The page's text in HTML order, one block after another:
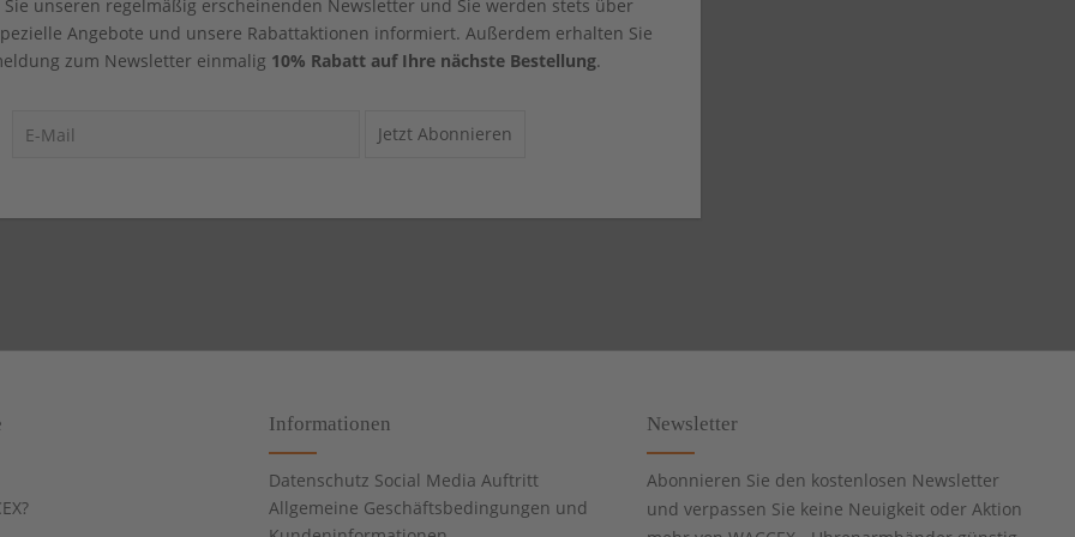
unseren regelmäßig erscheinenden Newsletter und Sie werden stets über
Angebote und unsere Rabattaktionen informiert. Außerdem erhalten Sie
zum Newsletter einmalig 10% Rabatt auf Ihre nächste Bestellung.
Jetzt Abonnieren
Informationen
Datenschutz Social Media Auftritt
Allgemeine Geschäftsbedingungen und
Newsletter
Abonnieren Sie den kostenlosen Newsletter
und verpassen Sie keine Neuigkeit oder Aktion